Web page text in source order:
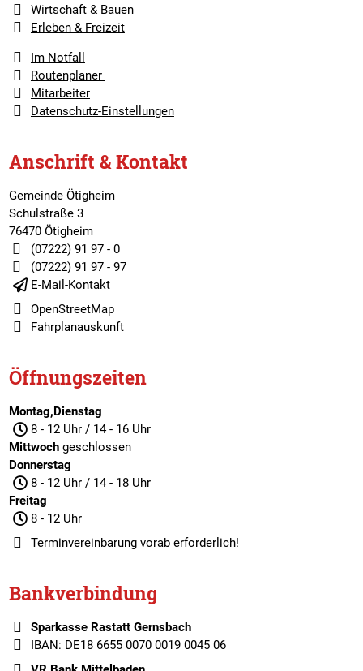
Wirtschaft & Bauen
Erleben & Freizeit
Im Notfall
Routenplaner
Mitarbeiter
Datenschutz-Einstellungen
Anschrift & Kontakt
Gemeinde Ötigheim
Schulstraße 3
76470 Ötigheim
(07222) 91 97 - 0
(07222) 91 97 - 97
E-Mail-Kontakt
OpenStreetMap
Fahrplanauskunft
Öffnungszeiten
Montag,Dienstag
8 - 12 Uhr / 14 - 16 Uhr
Mittwochgeschlossen
Donnerstag
8 - 12 Uhr / 14 - 18 Uhr
Freitag
8 - 12 Uhr
Terminvereinbarungvorab erforderlich!
Bankverbindung
Sparkasse Rastatt Gernsbach
IBAN: DE18 6655 0070 0019 0045 06